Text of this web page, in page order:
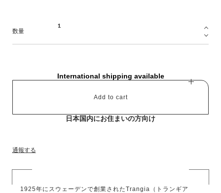
数量
International shipping available
Add to cart
日本国内にお住まいの方向け
通報する
1925年にスウェーデンで創業されたTrangia（トランギア